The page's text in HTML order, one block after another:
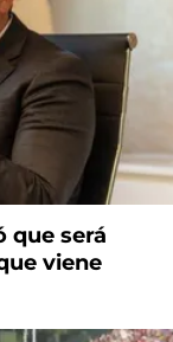
que será
viene